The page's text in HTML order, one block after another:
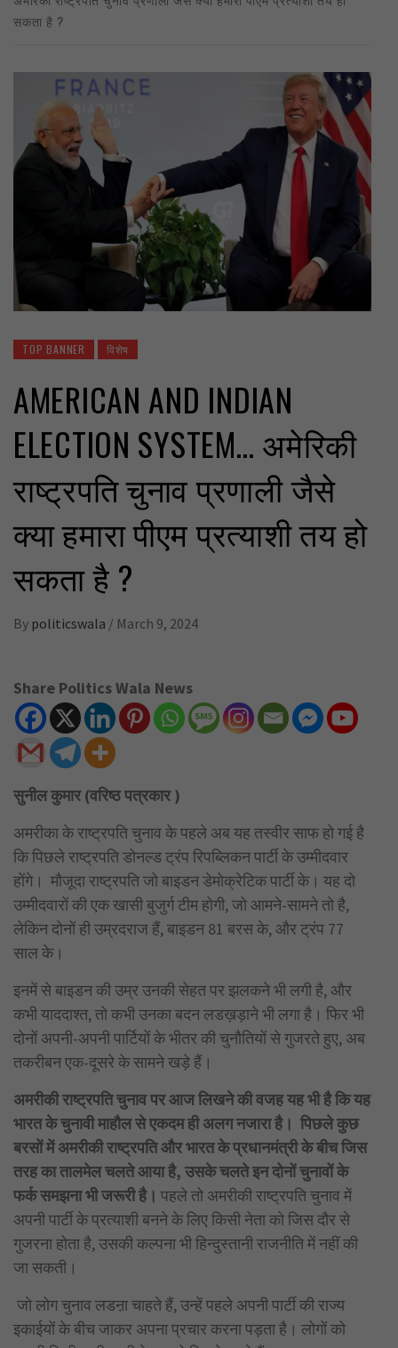
सकता है ?
TOP BANNER विशेष
‎AMERICAN AND INDIAN
ELECTION SYSTEM… अमेरिकी
राष्ट्रपति चुनाव प्रणाली जैसे
क्या हमारा पीएम प्रत्याशी तय हो
सकता है ?
By politicswala / March 9, 2024
Share Politics Wala News
सुनील कुमार (वरिष्ठ पत्रकार )
अमरीका के राष्ट्रपति चुनाव के पहले अब यह तस्वीर साफ हो गई है
कि पिछले राष्ट्रपति डोनल्ड ट्रंप रिपब्लिकन पार्टी के उम्मीदवार
होंगे। मौजूदा राष्ट्रपति जो बाइडन डेमोक्रेटिक पार्टी के। यह दो
उम्मीदवारों की एक खासी बुजुर्ग टीम होगी, जो आमने-सामने तो है,
लेकिन दोनों ही उम्रदराज हैं, बाइडन 81 बरस के, और ट्रंप 77
साल के।
इनमें से बाइडन की उम्र उनकी सेहत पर झलकने भी लगी है, और
कभी याददाश्त, तो कभी उनका बदन लडख़ड़ाने भी लगा है। फिर भी
दोनों अपनी-अपनी पार्टियों के भीतर की चुनौतियों से गुजरते हुए, अब
तकरीबन एक-दूसरे के सामने खड़े हैं।
अमरीकी राष्ट्रपति चुनाव पर आज लिखने की वजह यह भी है कि यह
भारत के चुनावी माहौल से एकदम ही अलग नजारा है। पिछले कुछ
बरसों में अमरीकी राष्ट्रपति और भारत के प्रधानमंत्री के बीच जिस
तरह का तालमेल चलते आया है, उसके चलते इन दोनों चुनावों के
फर्क समझना भी जरूरी है। पहले तो अमरीकी राष्ट्रपति चुनाव में
अपनी पार्टी के प्रत्याशी बनने के लिए किसी नेता को जिस दौर से
गुजरना होता है, उसकी कल्पना भी हिन्दुस्तानी राजनीति में नहीं की
जा सकती।
जो लोग चुनाव लडऩा चाहते हैं, उन्हें पहले अपनी पार्टी की राज्य
इकाईयों के बीच जाकर अपना प्रचार करना पड़ता है। लोगों को